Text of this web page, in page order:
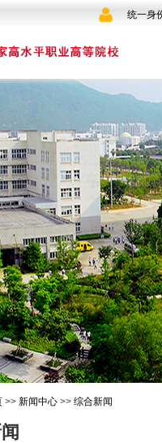
统一身
>> 新闻中心 >> 综合新闻